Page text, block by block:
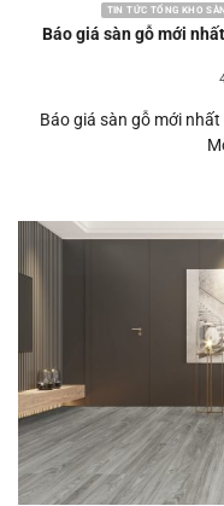
TIN TỨC TỔNG KHO
Báo giá sàn gỗ mới
Báo giá sàn gỗ mới